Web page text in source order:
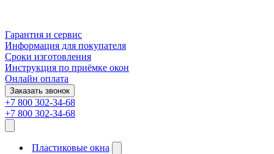
Гарантия и сервис
Информация для покупателя
Сроки изготовления
Инструкция по приёмке окон
Онлайн оплата
Заказать звонок
+7 800 302-34-68
+7 800 302-34-68
Пластиковые окна